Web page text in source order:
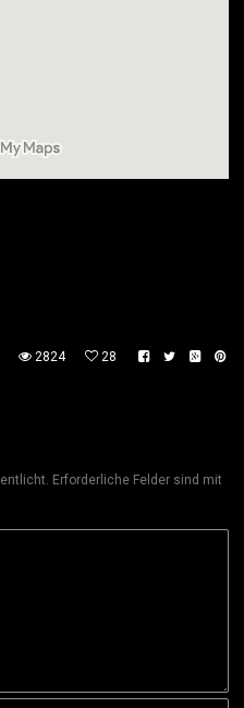
2824 28
Erforderliche Felder sind mit